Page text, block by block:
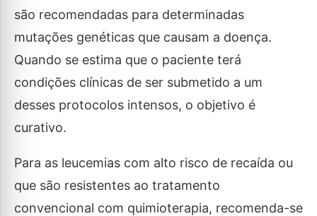
são recomendadas para determinadas
mutações genéticas que causam a doença.
Quando se estima que o paciente terá
condições clínicas de ser submetido a um
desses protocolos intensos, o objetivo é
curativo.
Para as leucemias com alto risco de recaída ou
que são resistentes ao tratamento
convencional com quimioterapia, recomenda-se